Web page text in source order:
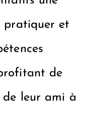
pratiquer et
de
de leur ami à